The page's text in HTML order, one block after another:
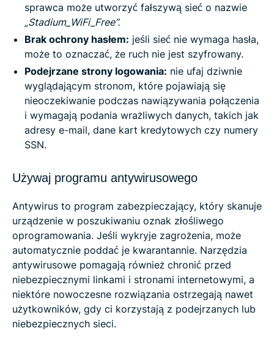
sprawca może utworzyć fałszywą sieć o nazwie
„Stadium_WiFi_Free”.
Brak ochrony hasłem: jeśli sieć nie wymaga hasła,
może to oznaczać, że ruch nie jest szyfrowany.
Podejrzane strony logowania: nie ufaj dziwnie
wyglądającym stronom, które pojawiają się
nieoczekiwanie podczas nawiązywania połączenia
i wymagają podania wrażliwych danych, takich jak
adresy e-mail, dane kart kredytowych czy numery
SSN.
Używaj programu antywirusowego
Antywirus to program zabezpieczający, który skanuje
urządzenie w poszukiwaniu oznak złośliwego
oprogramowania. Jeśli wykryje zagrożenia, może
automatycznie poddać je kwarantannie. Narzędzia
antywirusowe pomagają również chronić przed
niebezpiecznymi linkami i stronami internetowymi, a
niektóre nowoczesne rozwiązania ostrzegają nawet
użytkowników, gdy ci korzystają z podejrzanych lub
niebezpiecznych sieci.